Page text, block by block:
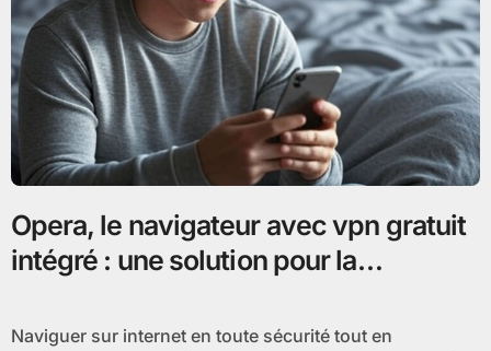
Opera, le navigateur avec vpn gratuit
intégré : une solution pour la
Naviguer sur internet en toute sécurité tout en